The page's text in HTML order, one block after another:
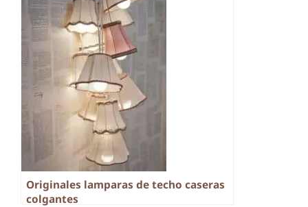
Originales lamparas de techo caseras
colgantes